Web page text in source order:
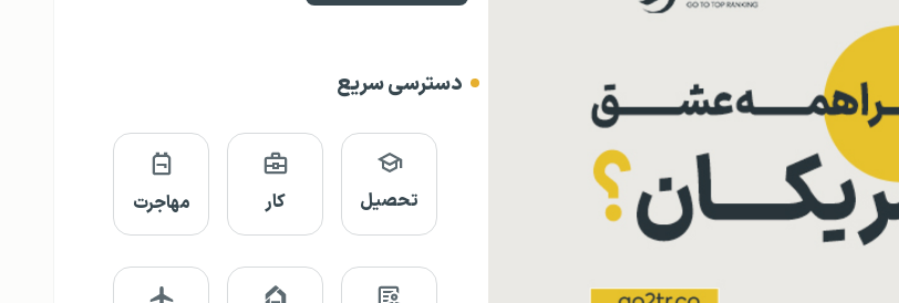
دسترسی سریع
تحصیل کار مهاجرت